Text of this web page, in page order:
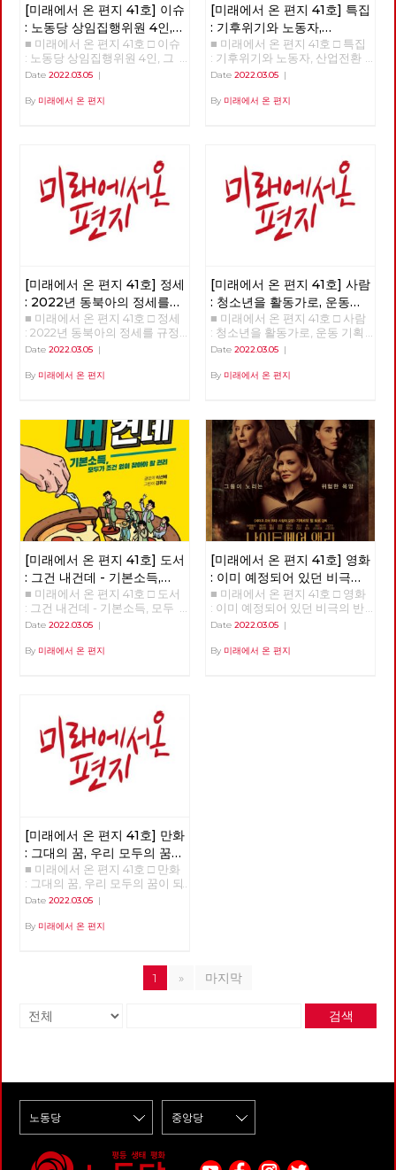
[미래에서 온 편지 41호] 이슈
: 노동당 상임집행위원 4인,
그들은 누구인가?
■ 미래에서 온 편지 41호 □ 이슈
: 노동당 상임집행위원 4인, 그
들은 누구인가? >>>>>> 업로드
Date 2022.03.05 |
By 미래에서 온 편지
[미래에서 온 편지 41호] 특집
: 기후위기와 노동자,
산업전환을 넘어
체제전환으로
■ 미래에서 온 편지 41호 □ 특집
: 기후위기와 노동자, 산업전환
을 넘어 체제전환으로 >>>>>>
Date 2022.03.05|
By 미래에서 온 편지
[미래에서 온 편지 41호] 정세
: 2022년 동북아의 정세를
규정하는 네 가지 요인
■ 미래에서 온 편지 41호 □ 정세
: 2022년 동북아의 정세를 규정
하는 네 가지 요인 >>>>>> 업로
Date 2022.03.05 |
By 미래에서 온 편지
[미래에서 온 편지 41호] 사람
: 청소년을 활동가로, 운동
기획자 고유미
■ 미래에서 온 편지 41호 □ 사람
: 청소년을 활동가로, 운동 기획
자 고유미 >>>>>> 업로드 준비
Date 2022.03.05|
By 미래에서 온 편지
[미래에서 온 편지 41호] 도서
: 그건 내건데 - 기본소득,
모두가 차별없이 찾아야 할
권리
■ 미래에서 온 편지 41호 □ 도서
: 그건 내건데 - 기본소득, 모두
가 차별없이 찾아야 할 권리
Date 2022.03.05 |
By 미래에서 온 편지
[미래에서 온 편지 41호] 영화
: 이미 예정되어 있던 비극의
반복 – 나이트메어 앨리
■ 미래에서 온 편지 41호 □ 영화
: 이미 예정되어 있던 비극의 반
복 – 나이트메어 앨리 >>>>>>
Date 2022.03.05|
By 미래에서 온 편지
[미래에서 온 편지 41호] 만화
: 그대의 꿈, 우리 모두의 꿈이
되어
■ 미래에서 온 편지 41호 □ 만화
: 그대의 꿈, 우리 모두의 꿈이 되
어 >>>>>> 업로드 준비중
Date 2022.03.05 |
By 미래에서 온 편지
1 » 마지막
검색